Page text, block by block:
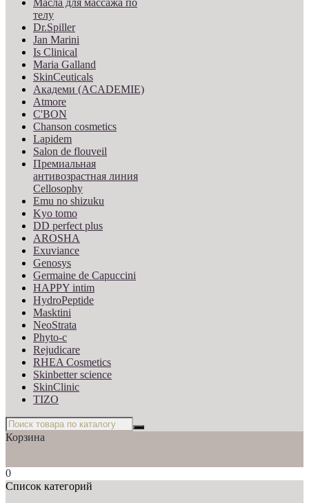
Масла для массажа по
телу
Dr.Spiller
Jan Marini
Is Clinical
Maria Galland
SkinCeuticals
Академи (ACADEMIE)
Atmore
C'BON
Chanson cosmetics
Lapidem
Salon de flouveil
Премиальная
антивозрастная линия
Cellosophy
Emu no shizuku
Kyo tomo
DD perfect plus
AROSHA
Exuviance
Genosys
Germaine de Capuccini
HAPPY intim
HydroPeptide
Masktini
NeoStrata
Phyto-c
Rejudicare
RHEA Cosmetics
Skinbetter science
SkinСlinic
TIZO
Корзина
0
Список категорий